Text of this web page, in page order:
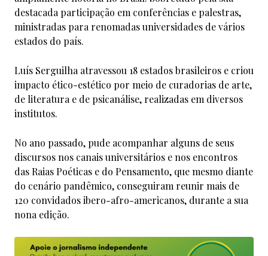
destacada participação em conferências e palestras,
ministradas para renomadas universidades de vários
estados do país.
Luís Serguilha atravessou 18 estados brasileiros e criou
impacto ético-estético por meio de curadorias de arte,
de literatura e de psicanálise, realizadas em diversos
institutos.
No ano passado, pude acompanhar alguns de seus
discursos nos canais universitários e nos encontros
das Raias Poéticas e do Pensamento, que mesmo diante
do cenário pandêmico, conseguiram reunir mais de
120 convidados ibero-afro-americanos, durante a sua
nona edição.